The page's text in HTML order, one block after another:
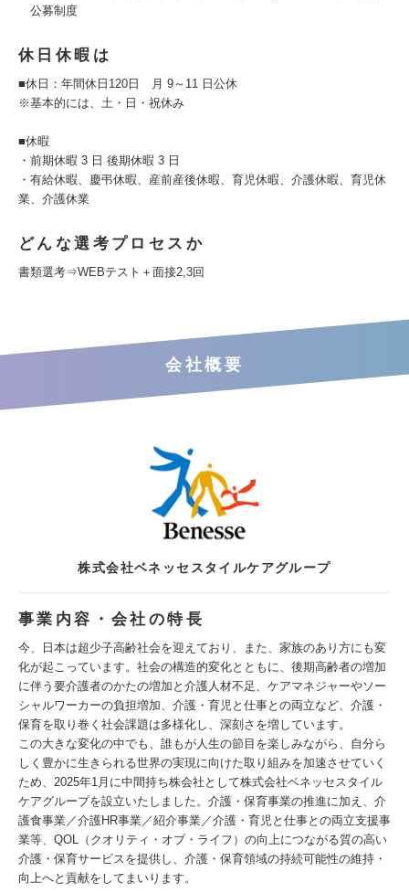
公募制度
休日休暇は
■休日：年間休日120日 月 9～11 日公休
※基本的には、土・日・祝休み
■休暇
・前期休暇 3 日 後期休暇 3 日
・有給休暇、慶弔休暇、産前産後休暇、育児休暇、介護休暇、育児休
業、介護休業
どんな選考プロセスか
書類選考⇒WEBテスト＋面接2,3回
会社概要
株式会社ベネッセスタイルケアグループ
事業内容・会社の特長
今、日本は超少子高齢社会を迎えており、また、家族のあり方にも変
化が起こっています。社会の構造的変化とともに、後期高齢者の増加
に伴う要介護者のかたの増加と介護人材不足、ケアマネジャーやソー
シャルワーカーの負担増加、介護・育児と仕事との両立など、介護・
保育を取り巻く社会課題は多様化し、深刻さを増しています。
この大きな変化の中でも、誰もが人生の節目を楽しみながら、自分ら
しく豊かに生きられる世界の実現に向けた取り組みを加速させていく
ため、2025年1月に中間持ち株会社として株式会社ベネッセスタイル
ケアグループを設立いたしました。介護・保育事業の推進に加え、介
護食事業／介護HR事業／紹介事業／介護・育児と仕事との両立支援事
業等、QOL（クオリティ・オブ・ライフ）の向上につながる質の高い
介護・保育サービスを提供し、介護・保育領域の持続可能性の維持・
向上へと貢献をしてまいります。